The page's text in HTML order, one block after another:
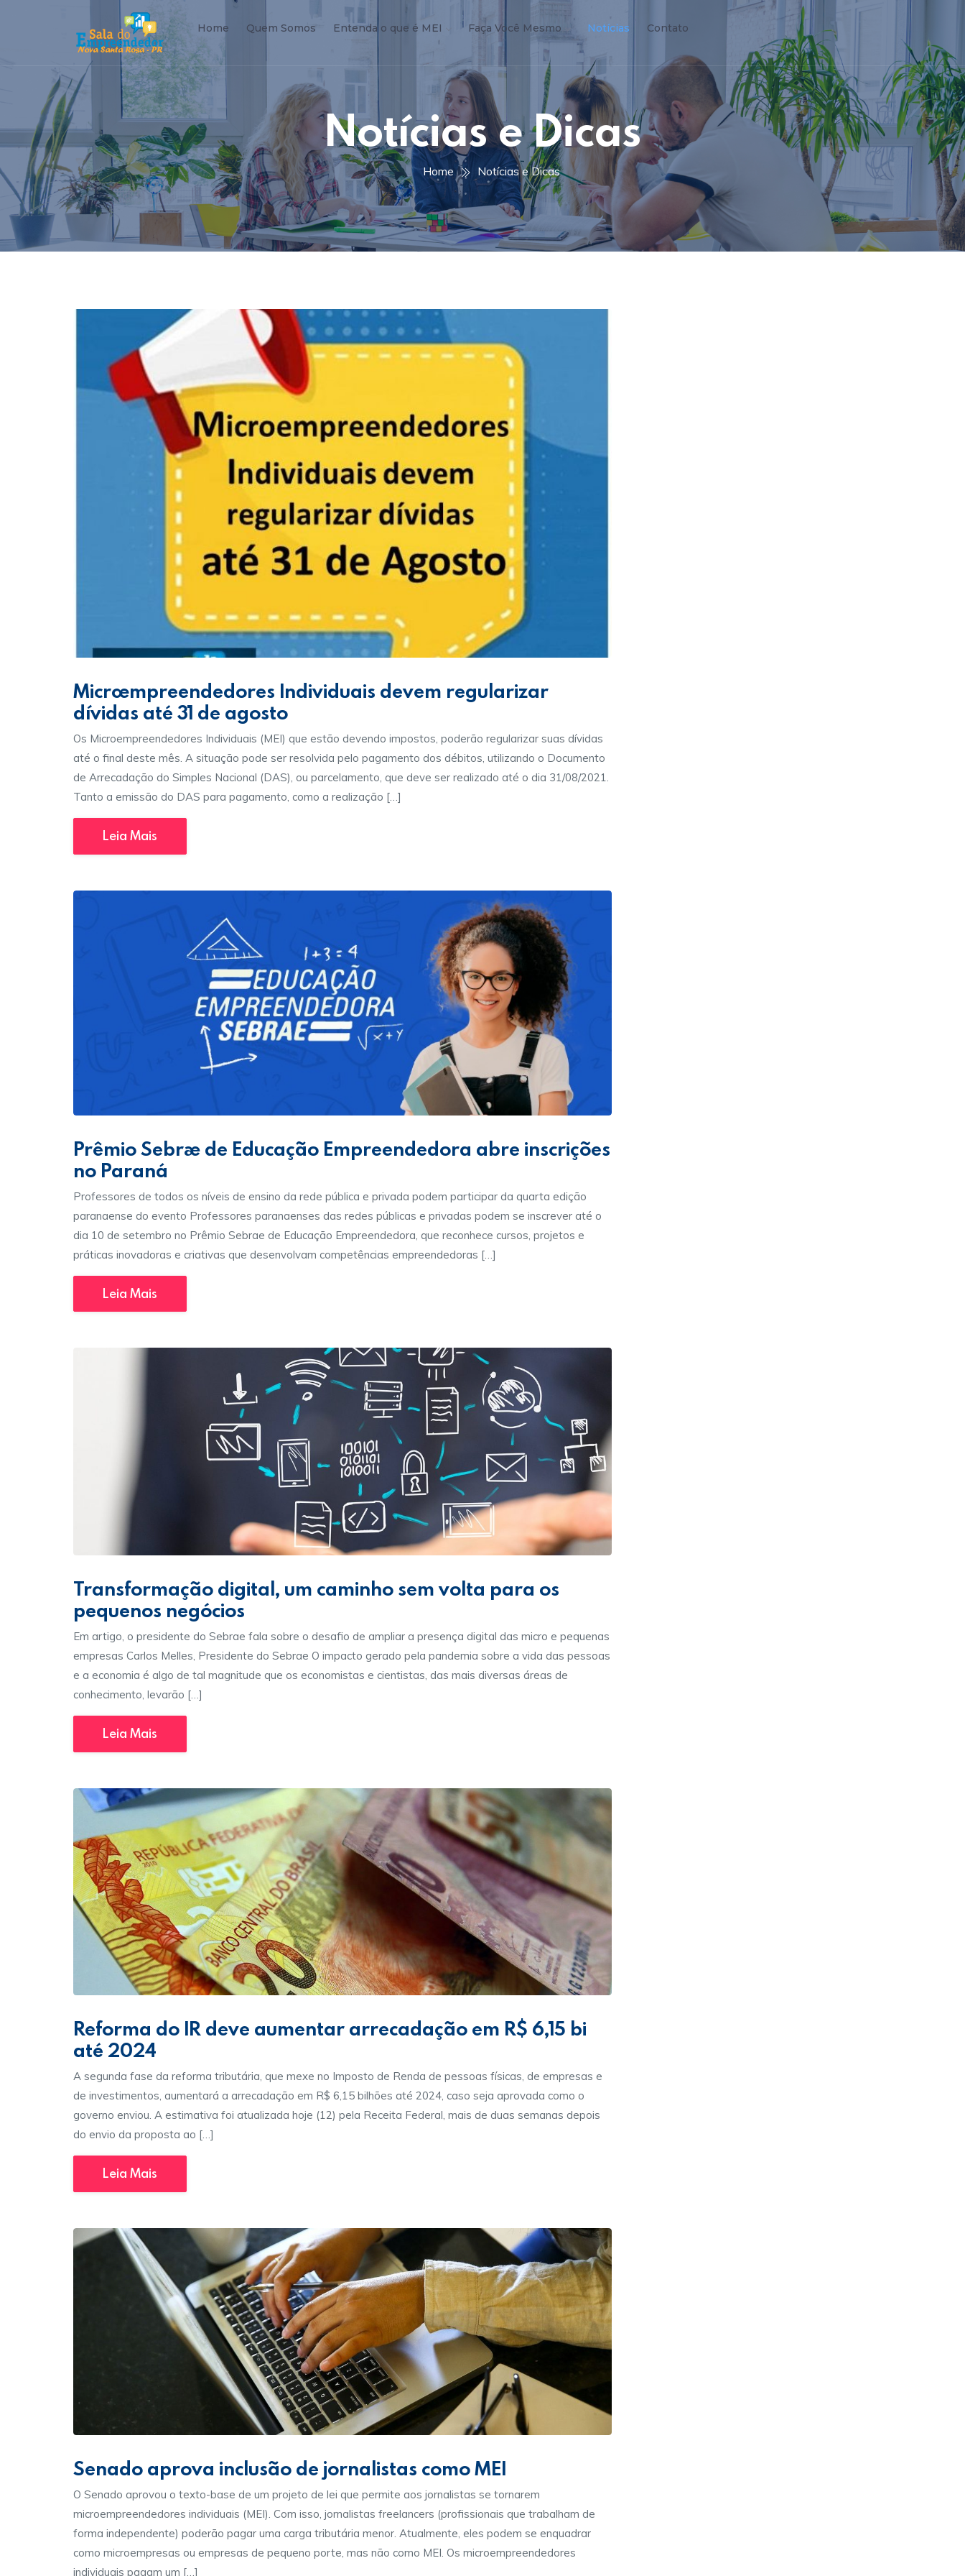
Home Quem Somos Entenda o que é MEI Faça Você Mesmo Notícias Contato
Notícias e Dicas
Home Notícias e Dicas
Microempreendedores Individuais devem regularizar
dívidas até 31 de agosto
Os Microempreendedores Individuais (MEI) que estão devendo impostos, poderão regularizar suas dívidas
até o final deste mês. A situação pode ser resolvida pelo pagamento dos débitos, utilizando o Documento
de Arrecadação do Simples Nacional (DAS), ou parcelamento, que deve ser realizado até o dia 31/08/2021.
Tanto a emissão do DAS para pagamento, como a realização […]
Leia Mais
Prêmio Sebrae de Educação Empreendedora abre inscrições
no Paraná
Professores de todos os níveis de ensino da rede pública e privada podem participar da quarta edição
paranaense do evento Professores paranaenses das redes públicas e privadas podem se inscrever até o
dia 10 de setembro no Prêmio Sebrae de Educação Empreendedora, que reconhece cursos, projetos e
práticas inovadoras e criativas que desenvolvam competências empreendedoras […]
Leia Mais
Transformação digital, um caminho sem volta para os
pequenos negócios
Em artigo, o presidente do Sebrae fala sobre o desafio de ampliar a presença digital das micro e pequenas
empresas Carlos Melles, Presidente do Sebrae O impacto gerado pela pandemia sobre a vida das pessoas
e a economia é algo de tal magnitude que os economistas e cientistas, das mais diversas áreas de
conhecimento, levarão […]
Leia Mais
Reforma do IR deve aumentar arrecadação em R$ 6,15 bi
até 2024
A segunda fase da reforma tributária, que mexe no Imposto de Renda de pessoas físicas, de empresas e
de investimentos, aumentará a arrecadação em R$ 6,15 bilhões até 2024, caso seja aprovada como o
governo enviou. A estimativa foi atualizada hoje (12) pela Receita Federal, mais de duas semanas depois
do envio da proposta ao […]
Leia Mais
Senado aprova inclusão de jornalistas como MEI
O Senado aprovou o texto-base de um projeto de lei que permite aos jornalistas se tornarem
microempreendedores individuais (MEI). Com isso, jornalistas freelancers (profissionais que trabalham de
forma independente) poderão pagar uma carga tributária menor. Atualmente, eles podem se enquadrar
como microempresas ou empresas de pequeno porte, mas não como MEI. Os microempreendedores
individuais pagam um […]